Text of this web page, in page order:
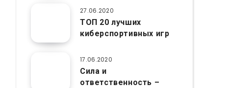
27.06.2020
ТОП 20 лучших
киберспортивных игр
17.06.2020
Сила и
ответственность –